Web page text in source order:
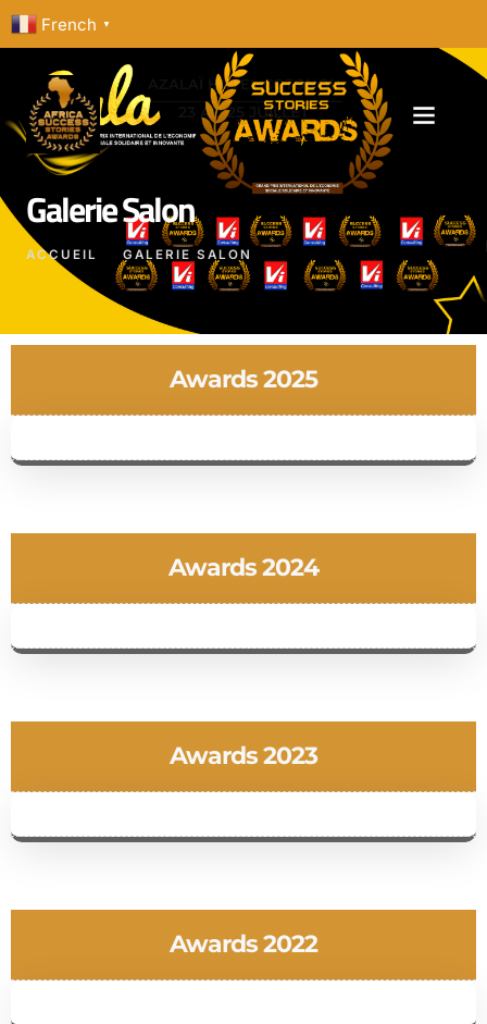
French ▼
AZALAÏ HOTEL COTONOU
23 AU 25 JUILLET
Galerie Salon
ACCUEIL GALERIE SALON
Awards 2025
Awards 2024
Awards 2023
Awards 2022